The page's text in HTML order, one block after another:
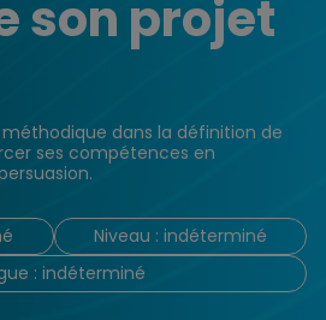
son projet
dans la définition de
ses compétences en
Niveau : indéterminé
: indéterminé